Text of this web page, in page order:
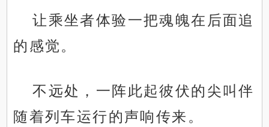
让乘坐者体验一把魂魄在后面追
的感觉。
不远处，一阵此起彼伏的尖叫伴
随着列车运行的声响传来。